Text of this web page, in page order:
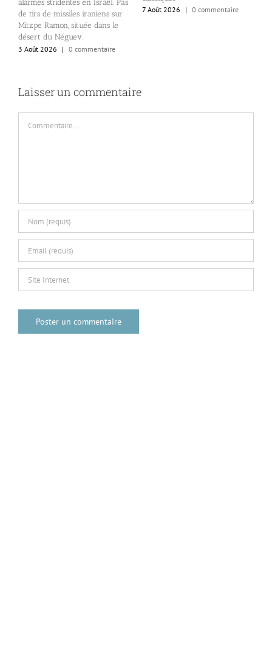
alarmes stridentes en Israël. Pas
de tirs de missiles iraniens sur
Mitzpe Ramon, située dans le
désert du Néguev.
3 Août 2026
| 0 commentaire
7 Août 2026
| 0 commentaire
Laisser un commentaire